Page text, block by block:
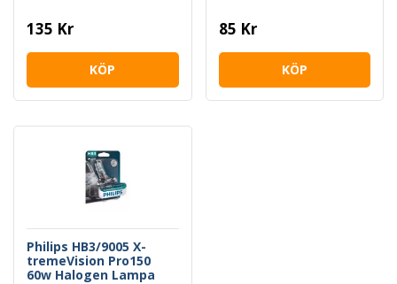
135 Kr
KÖP
85 Kr
KÖP
Philips HB3/9005 X-
tremeVision Pro150
60w Halogen Lampa